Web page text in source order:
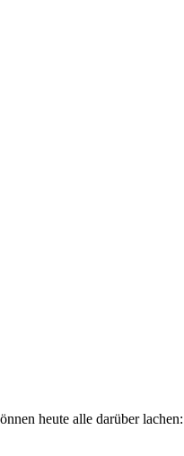
heute alle darüber lachen: